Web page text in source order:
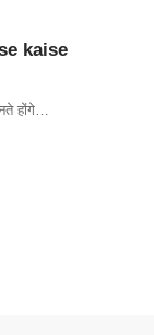
kaise
होंगे…